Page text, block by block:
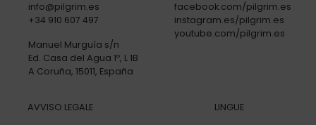
info@pilgrim.es
+34 910 607 497
Manuel Murguía s/n
Ed. Casa del Agua 1º, L 1B
A Coruña, 15011, España
facebook.com/pilgrim.es
instagram.es/pilgrim.es
youtube.com/pilgrim.es
AVVISO LEGALE LINGUE